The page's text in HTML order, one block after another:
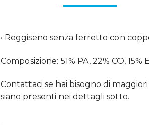
• Reggiseno senza ferretto con
Composizione: 51% PA, 22% CO, 15%
Contattaci se hai bisogno di
siano presenti nei dettagli sotto.